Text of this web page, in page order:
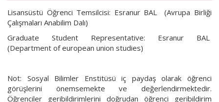
KURUM
DIŞI
ERİŞİM
Lisansüstü Öğrenci Temsilcisi: Esranur BAL (Avrupa Birliği
Çalışmaları Anabilim Dalı)
Graduate Student Representative: Esranur BAL
(Department of european union studies)
Not: Sosyal Bilimler Enstitüsü iç paydaş olarak öğrenci
görüşlerini önemsemekte ve değerlendirmektedir.
Öğrenciler geribildirimlerini doğrudan öğrenci geribildirim